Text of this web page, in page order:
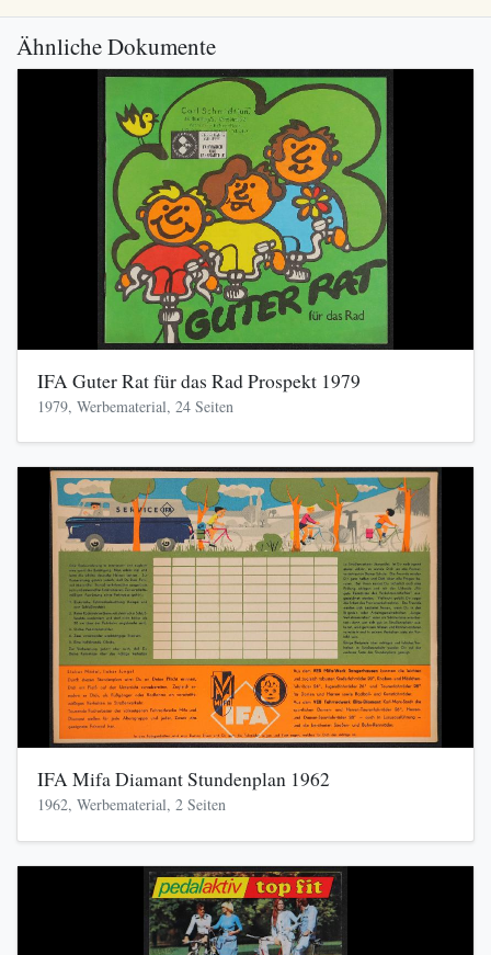
Ähnliche Dokumente
IFA Guter Rat für das Rad Prospekt 1979
1979, Werbematerial, 24 Seiten
IFA Mifa Diamant Stundenplan 1962
1962, Werbematerial, 2 Seiten